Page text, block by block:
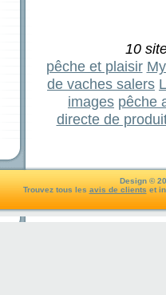
10
pêche et plaisir
de vaches salers
images pêche
directe de
Design ©
Trouvez tous les avis de clients et